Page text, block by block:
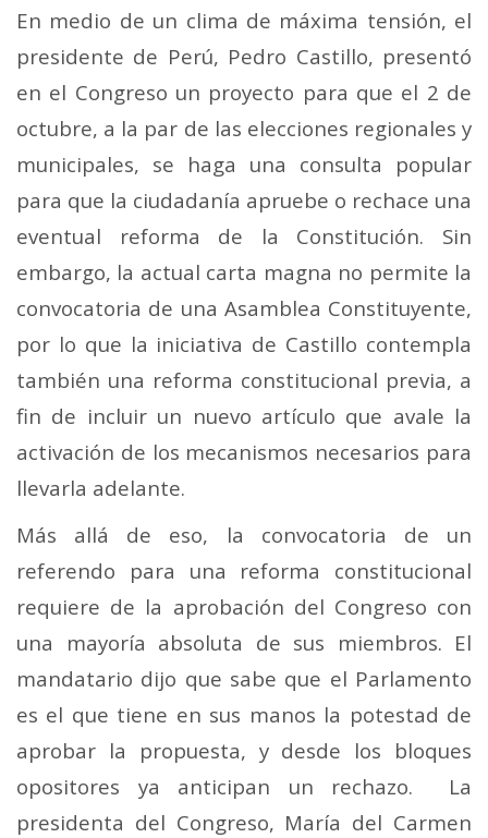
En medio de un clima de máxima tensión, el
presidente de Perú, Pedro Castillo, presentó
en el Congreso un proyecto para que el 2 de
octubre, a la par de las elecciones regionales y
municipales, se haga una consulta popular
para que la ciudadanía apruebe o rechace una
eventual reforma de la Constitución. Sin
embargo, la actual carta magna no permite la
convocatoria de una Asamblea Constituyente,
por lo que la iniciativa de Castillo contempla
también una reforma constitucional previa, a
fin de incluir un nuevo artículo que avale la
activación de los mecanismos necesarios para
llevarla adelante.
Más allá de eso, la convocatoria de un
referendo para una reforma constitucional
requiere de la aprobación del Congreso con
una mayoría absoluta de sus miembros. El
mandatario dijo que sabe que el Parlamento
es el que tiene en sus manos la potestad de
aprobar la propuesta, y desde los bloques
opositores ya anticipan un rechazo. La
presidenta del Congreso, María del Carmen